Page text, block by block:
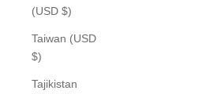
(USD $)
Taiwan (USD
$)
Tajikistan